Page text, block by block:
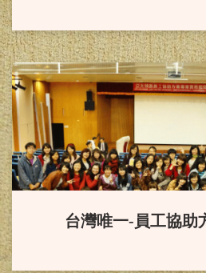
賀！本系研究
諮商心理師高考通過
異！！
賀！本系114年
考通過，成績優異！
賀！本系應屆畢
台灣唯一-員工協助